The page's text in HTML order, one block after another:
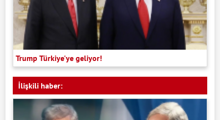
Trump Türkiye'ye geliyor!
İlişkili haber: